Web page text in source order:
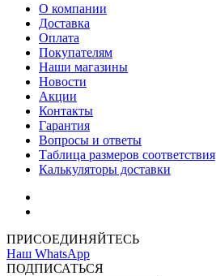
О компании
Доставка
Оплата
Покупателям
Наши магазины
Новости
Акции
Контакты
Гарантия
Вопросы и ответы
Таблица размеров соответствия
Калькуляторы доставки
ПРИСОЕДИНЯЙТЕСЬ
Наш WhatsApp
ПОДПИСАТЬСЯ